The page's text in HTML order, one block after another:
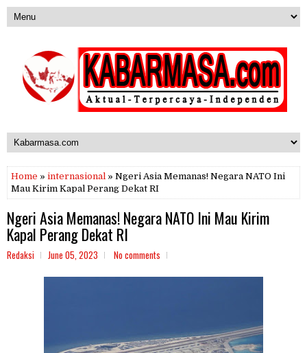
Home » internasional » Ngeri Asia Memanas! Negara NATO Ini
Mau Kirim Kapal Perang Dekat RI
Ngeri Asia Memanas! Negara NATO Ini Mau Kirim
Kapal Perang Dekat RI
Redaksi June 05, 2023 No comments